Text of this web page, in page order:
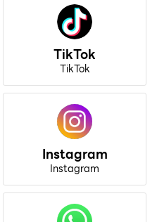
TikTok
TikTok
Instagram
Instagram